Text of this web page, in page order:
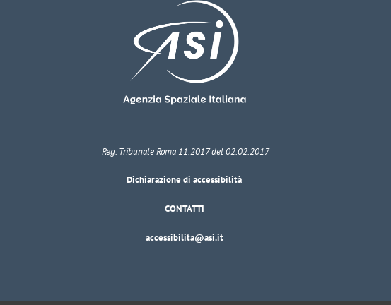
Reg. Tribunale Roma 11.2017 del 02.02.2017
Dichiarazione di accessibilità
CONTATTI
accessibilita@asi.it